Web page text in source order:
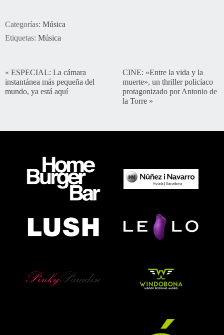
Categorías: Música
Etiquetas: Música
« ESPECIAL: La cámara
instantánea más pequeña del
mundo, ya está aquí
CINE: «Entre la vida y la
muerte», un thriller policíaco
protagonizado por Antonio de
la Torre »